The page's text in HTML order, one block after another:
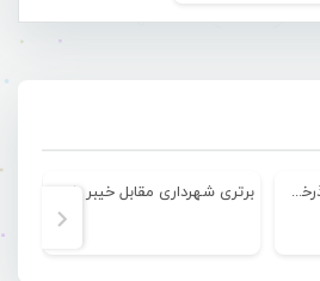
شکستی دیگر در کارنامه آذرخش مقابل ملی پوشان گیتی پسند